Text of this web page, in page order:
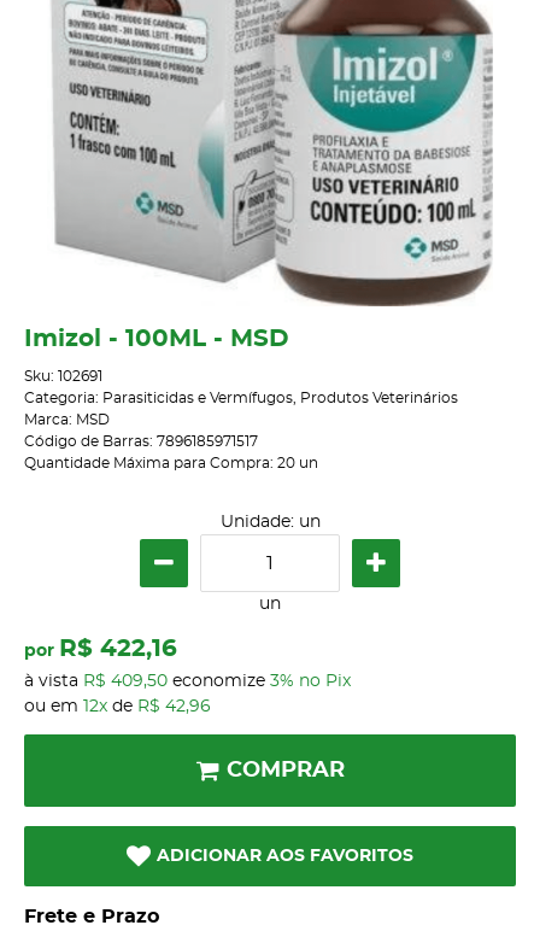
Imizol - 100ML - MSD
Sku: 102691
Categoria: Parasiticidas e Vermífugos
Produtos Veterinários
Marca: MSD
Código de Barras: 7896185971517
Quantidade Máxima para Compra: 20 un
Unidade: un
un
por R$ 422,16
à vista R$ 409,50 economize 3% no Pix
ou em
12x de R$ 42,96
COMPRAR
ADICIONAR AOS FAVORITOS
Frete e Prazo